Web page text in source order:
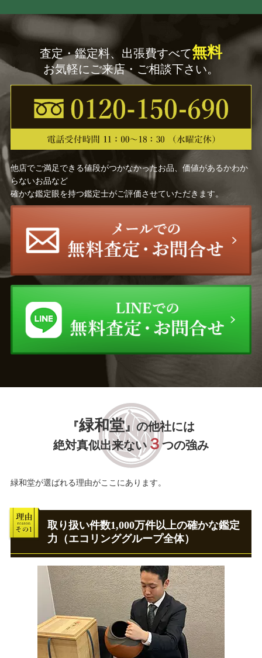
査定・鑑定料、出張費すべて無料
お気軽にご来店・ご相談下さい。
他店でご満足できる値段がつかなかったお品、価値があるかわか
らないお品など
確かな鑑定眼を持つ鑑定士がご評価させていただきます。
『緑和堂』の他社には
絶対真似出来ない ３つの強み
緑和堂が選ばれる理由がここにあります。
取り扱い件数1,000万件以上の確かな鑑定
力（エコリンググループ全体）